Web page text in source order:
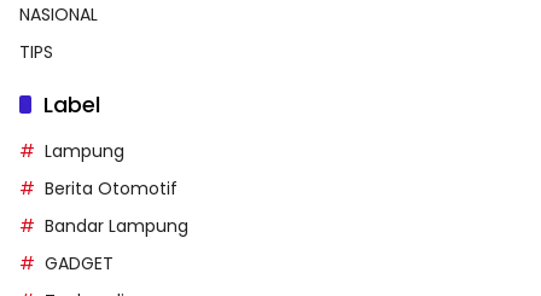
NASIONAL
TIPS
Label
Lampung
Berita Otomotif
Bandar Lampung
GADGET